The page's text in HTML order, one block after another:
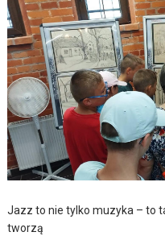
Jazz to nie tylko muzyka – to
tworzą